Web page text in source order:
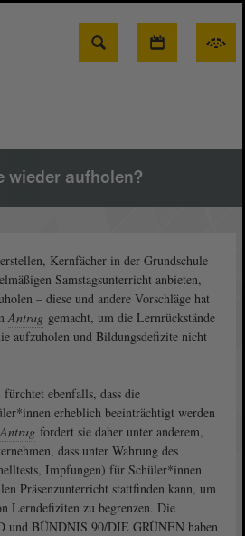
Suche
wieder aufholen?
Kernfächer in der Grundschule
Samstagsunterricht anbieten,
– diese und andere Vorschläge hat
Antrag gemacht, um die Lernrückstände
aufzuholen und Bildungsdefizite nicht
ebenfalls, dass die
erheblich beeinträchtigt werden
Antrag fordert sie daher unter anderem,
dass unter Wahrung des
Impfungen) für Schüler*innen
Präsenzunterricht stattfinden kann, um
Lerndefiziten zu begrenzen. Die
und BÜNDNIS 90/DIE GRÜNEN haben